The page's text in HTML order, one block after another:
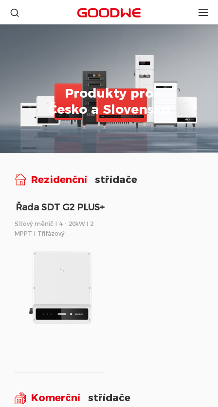
Produkty pro
Česko a Slovensko
Rezidenční střídače
Řada SDT G2 PLUS+
Síťový měnič I 4 - 20kW I 2
MPPT I Třífázový
Komerční střídače